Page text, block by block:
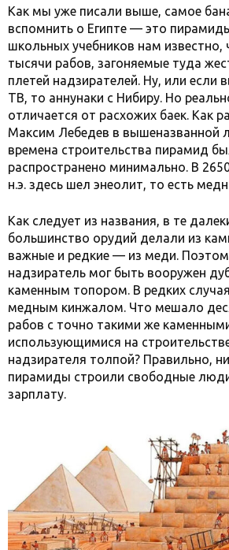
Как мы уже писали выше, самое
вспомнить о Египте — это
школьных учебников нам известно,
тысячи рабов, загоняемые туда
плетей надзирателей. Ну, или если
ТВ, то аннунаки с Нибиру. Но
отличается от расхожих баек. Как
Максим Лебедев в вышеназванной
времена строительства пирамид
распространено минимально. В
н.э. здесь шел энеолит, то есть
Как следует из названия, в те
большинство орудий делали из
важные и редкие — из меди.
надзиратель мог быть вооружен
каменным топором. В редких
медным кинжалом. Что мешало
рабов с точно такими же
использующимися на
надзирателя толпой? Правильно,
пирамиды строили свободные
зарплату.